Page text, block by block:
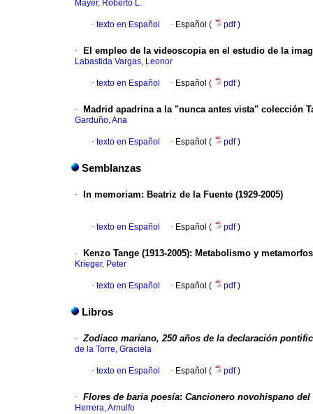
Mayer, Roberto L.
· texto en Español · Español ( pdf)
· El empleo de la videoscopia en el estudio de la
Labastida Vargas, Leonor
· texto en Español · Español ( pdf)
· Madrid apadrina a la "nunca antes vista" colección
Garduño, Ana
· texto en Español · Español ( pdf)
Semblanzas
· In memoriam: Beatriz de la Fuente (1929-2005)
· texto en Español · Español ( pdf)
· Kenzo Tange (1913-2005): Metabolismo y
Krieger, Peter
· texto en Español · Español ( pdf)
Libros
· Zodiaco mariano, 250 años de la declaración
de la Torre, Graciela
· texto en Español · Español ( pdf)
· Flores de baria poesía: Cancionero novohispano
Herrera, Arnulfo